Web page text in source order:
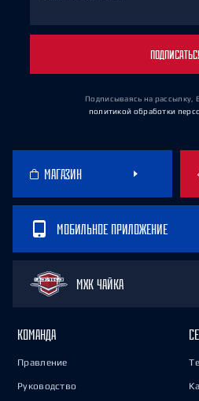
Подписываясь на рассылку,
политикой обработки
МАГАЗИН
МОБИЛЬНОЕ ПРИЛОЖЕНИЕ
МХК ЧАЙКА
КОМАНДА
Правление
Руководство